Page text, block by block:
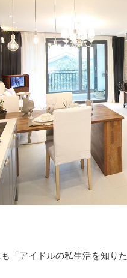
「アイドルの私生活を知り